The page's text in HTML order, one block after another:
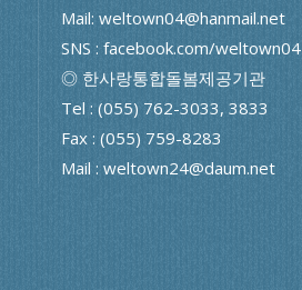
Mail: weltown04@hanmail.net
SNS : facebook.com/weltown04
◎ 한사랑통합돌봄제공기관
Tel : (055) 762-3033, 3833
Fax : (055) 759-8283
Mail : weltown24@daum.net